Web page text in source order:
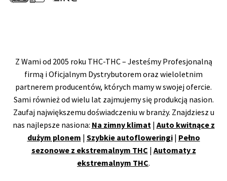
Z Wami od 2005 roku THC-THC – Jesteśmy Profesjonalną
firmą i Oficjalnym Dystrybutorem oraz wieloletnim
partnerem producentów, których mamy w swojej ofercie.
Sami również od wielu lat zajmujemy się produkcją nasion.
Zaufaj największemu doświadczeniu w branży. Znajdziesz u
nas najlepsze nasiona: Na zimny klimat| Auto kwitnące z
dużym plonem | Szybkie autofloweringi| Pełno
sezonowe z ekstremalnym THC | Automaty z
ekstremalnym THC.